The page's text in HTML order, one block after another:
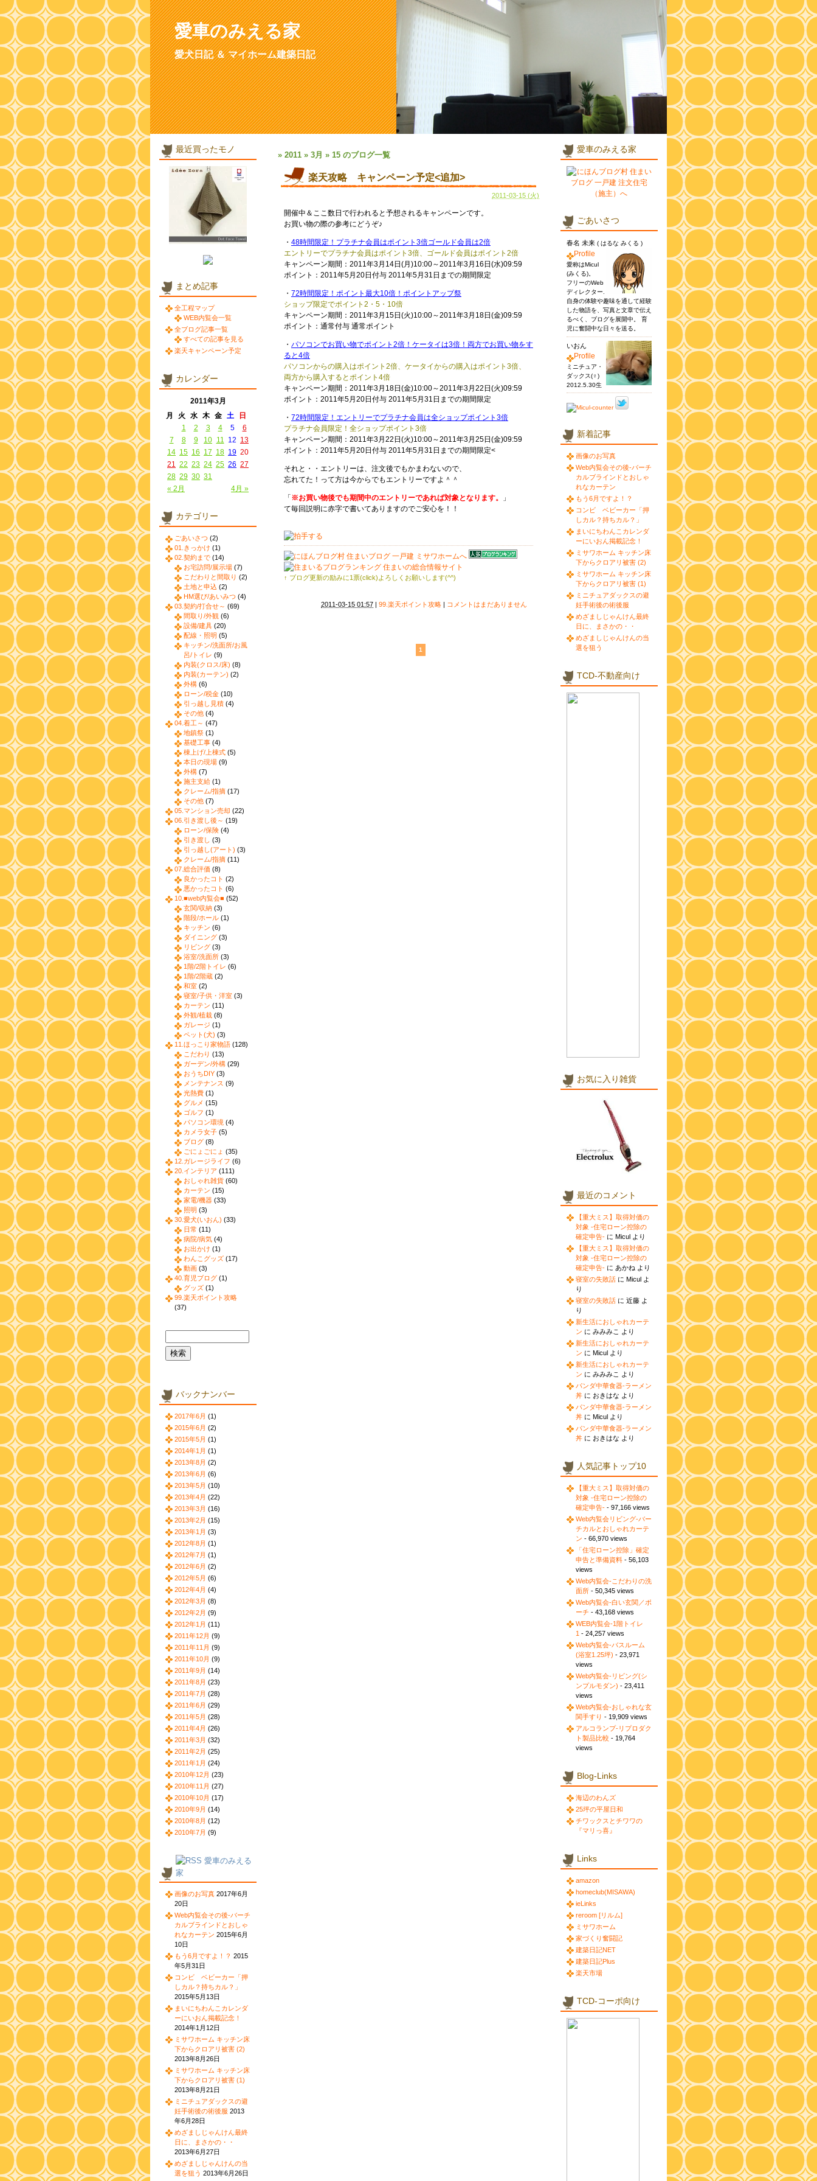
愛車のみえる家
愛犬日記 ＆ マイホーム建築日記
» 2011 » 3月 » 15 のブログ一覧
楽天攻略 キャンペーン予定<追加>
2011-03-15 (火)
開催中＆ここ数日で行われると予想されるキャンペーンです。
お買い物の際の参考にどうぞ♪
・ 48時間限定！プラチナ会員はポイント3倍ゴールド会員は2倍
エントリーでプラチナ会員はポイント3倍、ゴールド会員はポイント2倍
キャンペーン期間：2011年3月14日(月)10:00～2011年3月16日(水)09:59
ポイント：2011年5月20日付与 2011年5月31日までの期間限定
・ 72時間限定！ポイント最大10倍！ポイントアップ祭
ショップ限定でポイント2・5・10倍
キャンペーン期間：2011年3月15日(火)10:00～2011年3月18日(金)09:59
ポイント：通常付与 通常ポイント
・ パソコンでお買い物でポイント2倍！ケータイは3倍！両方でお買い物をす
ると4倍
パソコンからの購入はポイント2倍、ケータイからの購入はポイント3倍、
両方から購入するとポイント4倍
キャンペーン期間：2011年3月18日(金)10:00～2011年3月22日(火)09:59
ポイント：2011年5月20日付与 2011年5月31日までの期間限定
・ 72時間限定！エントリーでプラチナ会員は全ショップポイント3倍
プラチナ会員限定！全ショップポイント3倍
キャンペーン期間：2011年3月22日(火)10:00～2011年3月25日(金)09:59
ポイント：2011年5月20日付与 2011年5月31日までの期間限定<
それと・・エントリーは、注文後でもかまわないので、
忘れてた！って方は今からでもエントリーですよ＾＾
「 ※お買い物後でも期間中のエントリーであれば対象となります。
」
て毎回説明に赤字で書いてありますのでご安心を！！
↑ ブログ更新の励みに1票(click)よろしくお願いします(^^)
2011-03-15 01:57 | 99.楽天ポイント攻略 | コメントはまだありません
1
最近買ったモノ
まとめ記事
全工程マップ
WEB内覧会一覧
全ブログ記事一覧
すべての記事を見る
楽天キャンペーン予定
カレンダー
2011年3月
月
火 水 木 金 土 日
« 2月 4月 »
1 2 3 4 5
6
7
8 9 10 11 12 13
14 15 16 17 18 19 20
21 22 23 24 25 26 27
28 29 30 31
カテゴリー
ごあいさつ (2)
01.きっかけ (1)
02.契約まで (14)
お宅訪問/展示場 (7)
こだわりと間取り (2)
土地と申込 (2)
HM選び/あいみつ (4)
03.契約/打合せ～ (69)
間取り/外観 (6)
設備/建具 (20)
配線・照明 (5)
キッチン/洗面所/お風
呂/トイレ (9)
内装(クロス/床) (8)
内装(カーテン) (2)
外構 (6)
ローン/税金 (10)
引っ越し見積 (4)
その他 (4)
04.着工～ (47)
地鎮祭 (1)
基礎工事 (4)
棟上げ/上棟式 (5)
本日の現場 (9)
外構 (7)
施主支給 (1)
クレーム/指摘 (17)
その他 (7)
05.マンション売却 (22)
06.引き渡し後～ (19)
ローン/保険 (4)
引き渡し (3)
引っ越し(アート) (3)
クレーム/指摘 (11)
07.総合評価 (8)
良かったコト (2)
悪かったコト (6)
10.■web内覧会■ (52)
玄関/収納 (3)
階段/ホール (1)
キッチン (6)
ダイニング (3)
リビング (3)
浴室/洗面所 (3)
1階/2階トイレ (6)
1階/2階蔵 (2)
和室 (2)
寝室/子供・洋室 (3)
カーテン (11)
外観/植栽 (8)
ガレージ (1)
ペット(犬) (3)
11.ほっこり家物語 (128)
こだわり (13)
ガーデン/外構 (29)
おうちDIY (3)
メンテナンス (9)
光熱費 (1)
グルメ (15)
ゴルフ (1)
パソコン環境 (4)
カメラ女子 (5)
ブログ (8)
ごにょごにょ (35)
12.ガレージライフ (6)
20.インテリア (111)
おしゃれ雑貨 (60)
カーテン (15)
家電/機器 (33)
照明 (3)
30.愛犬(いおん) (33)
日常 (11)
病院/病気 (4)
お出かけ (1)
わんこグッズ (17)
動画 (3)
40.育児ブログ (1)
グッズ (1)
99.楽天ポイント攻略
(37)
バックナンバー
2017年6月 (1)
2015年6月 (2)
2015年5月 (1)
2014年1月 (1)
2013年8月 (2)
2013年6月 (6)
2013年5月 (10)
2013年4月 (22)
2013年3月 (16)
2013年2月 (15)
2013年1月 (3)
2012年8月 (1)
2012年7月 (1)
2012年6月 (2)
2012年5月 (6)
2012年4月 (4)
2012年3月 (8)
2012年2月 (9)
2012年1月 (11)
2011年12月 (9)
2011年11月 (9)
2011年10月 (9)
2011年9月 (14)
2011年8月 (23)
2011年7月 (28)
2011年6月 (29)
2011年5月 (28)
2011年4月 (26)
2011年3月 (32)
2011年2月 (25)
2011年1月 (24)
2010年12月 (23)
2010年11月 (27)
2010年10月 (17)
2010年9月 (14)
2010年8月 (12)
2010年7月 (9)
愛車のみえる
家
画像のお写真 2017年6月
20日
Web内覧会その後-バーチ
カルブラインドとおしゃ
れなカーテン 2015年6月
10日
もう6月ですよ！？ 2015
年5月31日
コンビ ベビーカー「押
しカル？持ちカル？」
2015年5月13日
まいにちわんこカレンダ
ーにいおん掲載記念！
2014年1月12日
ミサワホーム キッチン床
下からクロアリ被害 (2)
2013年8月26日
ミサワホーム キッチン床
下からクロアリ被害 (1)
2013年8月21日
ミニチュアダックスの避
妊手術後の術後服 2013
年6月28日
めざましじゃんけん最終
日に、まさかの・・
2013年6月27日
めざましじゃんけんの当
選を狙う 2013年6月26日
愛車のみえる家
ごあいさつ
春名 未来 ( はるな みくる )
Profile
愛称はMicul
(みくる)。
フリーのWeb
ディレクター.
自身の体験や趣味を通して経験
した物語を、写真と文章で伝え
るべく、ブログを展開中。 育
児に奮闘中な日々を送る。
いおん
Profile
ミニチュア・
ダックス(♀)
2012.5.30生
新着記事
画像のお写真
Web内覧会その後-バーチ
カルブラインドとおしゃ
れなカーテン
もう6月ですよ！？
コンビ ベビーカー「押
しカル？持ちカル？」
まいにちわんこカレンダ
ーにいおん掲載記念！
ミサワホーム キッチン床
下からクロアリ被害 (2)
ミサワホーム キッチン床
下からクロアリ被害 (1)
ミニチュアダックスの避
妊手術後の術後服
めざましじゃんけん最終
日に、まさかの・・
めざましじゃんけんの当
選を狙う
TCD-不動産向け
お気に入り雑貨
最近のコメント
【重大ミス】取得対価の
対象 -住宅ローン控除の
確定申告- に Micul より
【重大ミス】取得対価の
対象 -住宅ローン控除の
確定申告- に あかね より
寝室の失敗話 に Micul よ
り
寝室の失敗話 に 近藤 よ
り
新生活におしゃれカーテ
ン に みみみこ より
新生活におしゃれカーテ
ン に Micul より
新生活におしゃれカーテ
ン に みみみこ より
パンダ中華食器-ラーメン
丼 に おきはな より
パンダ中華食器-ラーメン
丼 に Micul より
パンダ中華食器-ラーメン
丼 に おきはな より
人気記事トップ10
【重大ミス】取得対価の
対象 -住宅ローン控除の
確定申告- - 97,166 views
Web内覧会リビング-バー
チカルとおしゃれカーテ
ン - 66,970 views
「住宅ローン控除」確定
申告と準備資料 - 56,103
views
Web内覧会-こだわりの洗
面所 - 50,345 views
Web内覧会-白い玄関／ポ
ーチ - 43,168 views
WEB内覧会-1階トイレ
1 - 24,257 views
Web内覧会-バスルーム
(浴室1.25坪) - 23,971
views
Web内覧会-リビング(シ
ンプルモダン) - 23,411
views
Web内覧会-おしゃれな玄
関手すり - 19,909 views
アルコランプ-リプロダク
ト製品比較 - 19,764
views
Blog-Links
海辺のわんズ
25坪の平屋日和
チワックスとチワワの
『マリっ喜』
Links
amazon
homeclub(MISAWA)
ieLinks
reroom [リルム]
ミサワホーム
家づくり奮闘記
建築日記NET
建築日記Plus
楽天市場
TCD-コーポ向け